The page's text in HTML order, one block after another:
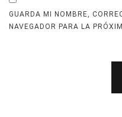
GUARDA MI NOMBRE,
NAVEGADOR PARA LA